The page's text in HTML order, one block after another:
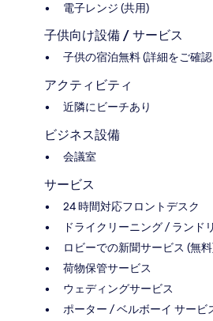
電子レンジ (共用)
子供向け設備 / サービス
子供の宿泊無料 (詳細をご確
アクティビティ
近隣にビーチあり
ビジネス設備
会議室
サービス
24 時間対応フロントデスク
ドライクリーニング / ランド
ロビーでの新聞サービス (無
荷物保管サービス
ウェディングサービス
ポーター / ベルボーイ サービ